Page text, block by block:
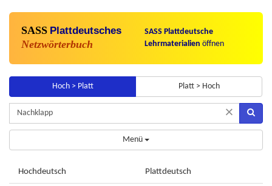
SASS Plattdeutsches
Netzwörterbuch
SASS Plattdeutsche
Lehrmaterialien öffnen
Hoch > Platt Platt > Hoch
×
Menü
Hochdeutsch Plattdeutsch